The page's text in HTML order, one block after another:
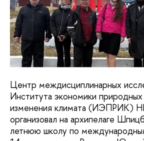
Центр междисциплинарных
Института экономики
изменения климата (ИЭПРИК)
организовал на архипелаге
летнюю школу по